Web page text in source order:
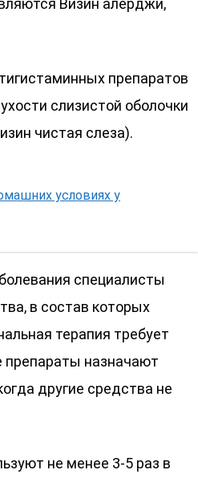
Визин алерджи,
препаратов
слизистой оболочки
чистая слеза).
условиях у
специалисты
в состав которых
терапия требует
препараты назначают
другие средства не
не менее 3-5 раз в